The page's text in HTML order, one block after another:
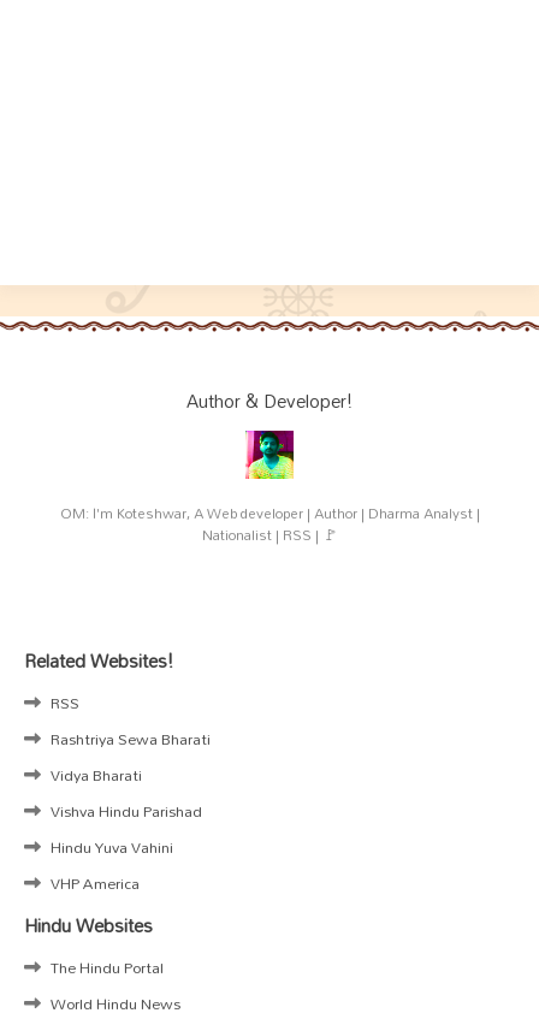
Author & Developer!
OM: I'm Koteshwar, A Web developer | Author | Dharma Analyst |
Nationalist | RSS | 🚩
Related Websites!
RSS
Rashtriya Sewa Bharati
Vidya Bharati
Vishva Hindu Parishad
Hindu Yuva Vahini
VHP America
Hindu Websites
The Hindu Portal
World Hindu News